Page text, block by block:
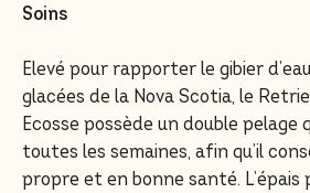
Soins
Elevé pour rapporter le gibier
glacées de la Nova Scotia, le
Ecosse possède un double
toutes les semaines, afin qu’il
propre et en bonne santé. L’épais